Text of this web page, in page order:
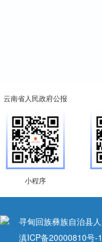
云南省人民政府公报
小程序
寻甸回族彝族自治县
滇ICP备20000810号-1